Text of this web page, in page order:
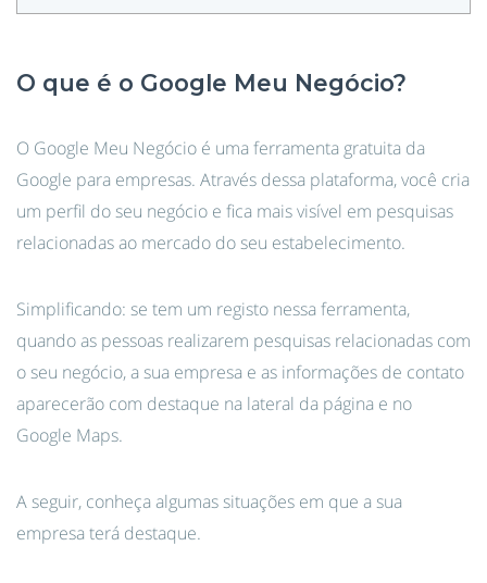
O que é o Google Meu Negócio?
O Google Meu Negócio é uma ferramenta gratuita da
Google para empresas. Através dessa plataforma, você cria
um perfil do seu negócio e fica mais visível em pesquisas
relacionadas ao mercado do seu estabelecimento.
Simplificando: se tem um registo nessa ferramenta,
quando as pessoas realizarem pesquisas relacionadas com
o seu negócio, a sua empresa e as informações de contato
aparecerão com destaque na lateral da página e no
Google Maps.
A seguir, conheça algumas situações em que a sua
empresa terá destaque.